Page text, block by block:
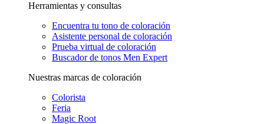
Herramientas y consultas
Encuentra tu tono de coloración
Asistente personal de coloración
Prueba virtual de coloración
Buscador de tonos Men Expert
Nuestras marcas de coloración
Colorista
Feria
Magic Root